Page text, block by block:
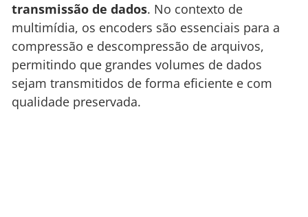
transmissão de dados. No contexto de
multimídia, os encoders são essenciais para a
compressão e descompressão de arquivos,
permitindo que grandes volumes de dados
sejam transmitidos de forma eficiente e com
qualidade preservada.